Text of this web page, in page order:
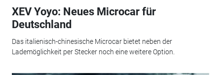
XEV Yoyo: Neues Microcar für
Deutschland
Das italienisch-chinesische Microcar bietet neben der
Lademöglichkeit per Stecker noch eine weitere Option.